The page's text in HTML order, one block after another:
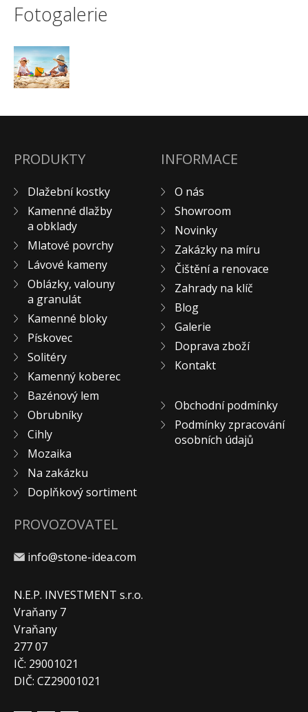
Fotogalerie
PRODUKTY
Dlažební kostky
Kamenné dlažby
a obklady
Mlatové povrchy
Lávové kameny
Oblázky, valouny
a granulát
Kamenné bloky
Pískovec
Solitéry
Kamenný koberec
Bazénový lem
Obrubníky
Cihly
Mozaika
Na zakázku
Doplňkový sortiment
INFORMACE
O nás
Showroom
Novinky
Zakázky na míru
Čištění a renovace
Zahrady na klíč
Blog
Galerie
Doprava zboží
Kontakt
Obchodní podmínky
Podmínky zpracování
osobních údajů
PROVOZOVATEL
info@stone-idea.com
N.E.P. INVESTMENT s.r.o.
Vraňany 7
Vraňany
277 07
IČ: 29001021
DIČ: CZ29001021